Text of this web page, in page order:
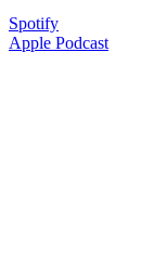
Spotify
Apple Podcast